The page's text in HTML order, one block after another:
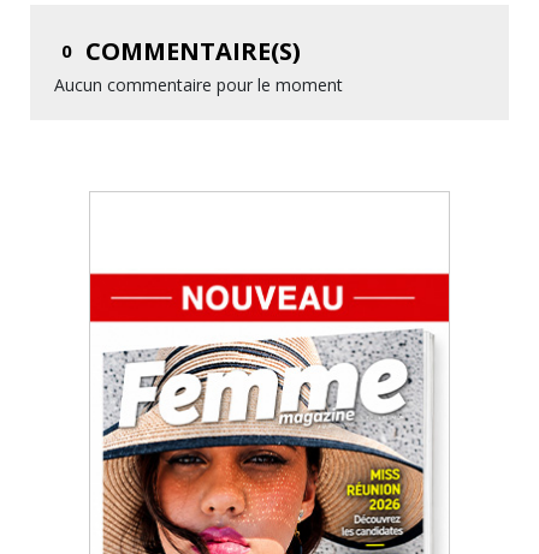
0 COMMENTAIRE(S)
Aucun commentaire pour le moment